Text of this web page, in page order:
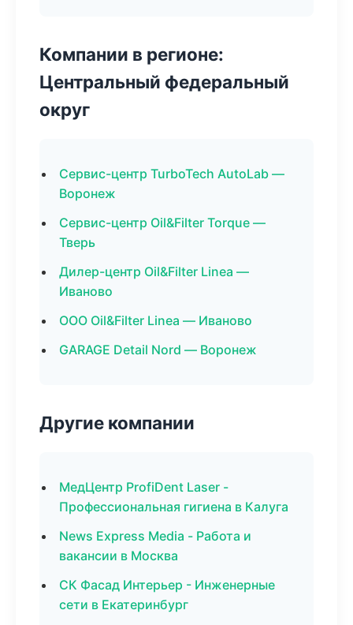
Компании в регионе:
Центральный федеральный
округ
Сервис-центр TurboTech AutoLab —
Воронеж
Сервис-центр Oil&Filter Torque —
Тверь
Дилер-центр Oil&Filter Linea —
Иваново
ООО Oil&Filter Linea — Иваново
GARAGE Detail Nord — Воронеж
Другие компании
МедЦентр ProfiDent Laser -
Профессиональная гигиена в Калуга
News Express Media - Работа и
вакансии в Москва
СК Фасад Интерьер - Инженерные
сети в Екатеринбург